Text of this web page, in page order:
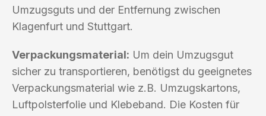
Umzugsguts und der Entfernung zwischen
Klagenfurt und Stuttgart.
Verpackungsmaterial: Um dein Umzugsgut
sicher zu transportieren, benötigst du geeignetes
Verpackungsmaterial wie z.B. Umzugskartons,
Luftpolsterfolie und Klebeband. Die Kosten für